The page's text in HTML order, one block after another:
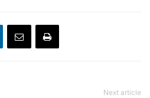
Next article